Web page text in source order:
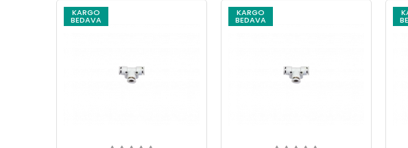
KARGO
BEDAVA
KARGO
BEDAVA